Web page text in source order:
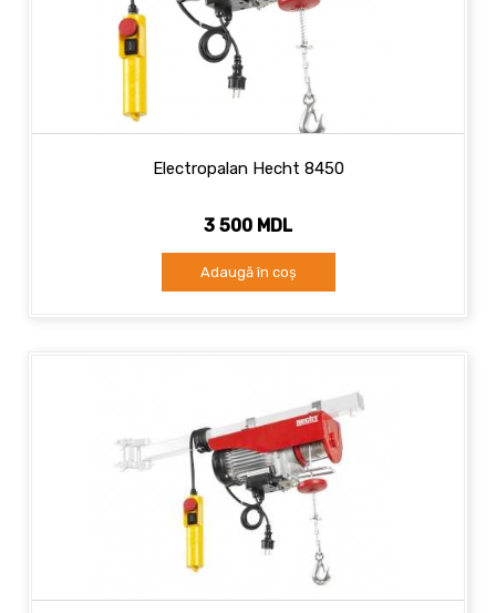
Electropalan Hecht 8450
3 500 MDL
Adaugă în coș